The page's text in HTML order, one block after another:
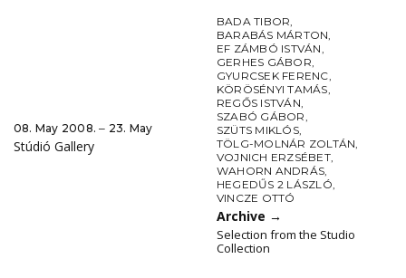
08. May 2008. ‒ 23. May
Stúdió Gallery
BADA TIBOR,
BARABÁS MÁRTON,
EF ZÁMBÓ ISTVÁN,
GERHES GÁBOR,
GYURCSEK FERENC,
KÖRÖSÉNYI TAMÁS,
REGŐS ISTVÁN,
SZABÓ GÁBOR,
SZÜTS MIKLÓS,
TÖLG-MOLNÁR ZOLTÁN,
VOJNICH ERZSÉBET,
WAHORN ANDRÁS,
HEGEDŰS 2 LÁSZLÓ,
VINCZE OTTÓ
Archive →
Selection from the Studio
Collection